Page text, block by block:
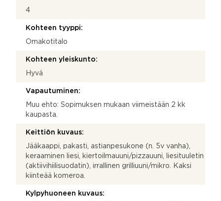
4
Kohteen tyyppi:
Omakotitalo
Kohteen yleiskunto:
Hyvä
Vapautuminen:
Muu ehto: Sopimuksen mukaan viimeistään 2 kk
kaupasta.
Keittiön kuvaus:
Jääkaappi, pakasti, astianpesukone (n. 5v vanha),
keraaminen liesi, kiertoilmauuni/pizzauuni, liesituuletin
(aktiivihiilisuodatin), irrallinen grilliuuni/mikro. Kaksi
kiinteää komeroa.
Kylpyhuoneen kuvaus: